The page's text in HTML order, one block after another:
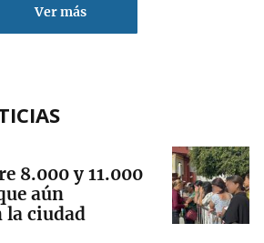
Ver más
8.000 y 11.000
aún
la ciudad